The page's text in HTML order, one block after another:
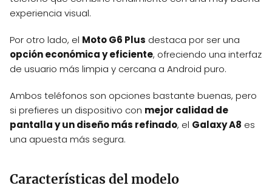
experiencia visual.
Por otro lado, el Moto G6 Plus destaca por ser una
opción económica y eficiente, ofreciendo una interfaz
de usuario más limpia y cercana a Android puro.
Ambos teléfonos son opciones bastante buenas, pero
si prefieres un dispositivo con mejor calidad de
pantalla y un diseño más refinado, el Galaxy A8 es
una apuesta más segura.
Características del modelo